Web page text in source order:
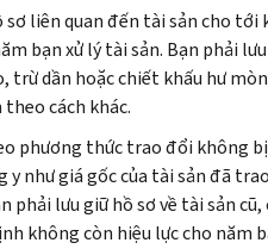
sơ liên quan đến tài sản cho
bạn xử lý tài sản. Bạn phải
trừ dần hoặc chiết khấu hư
cách khác.
phương thức trao đổi không
y như giá gốc của tài sản đã
phải lưu giữ hồ sơ về tài sản
không còn hiệu lực cho năm